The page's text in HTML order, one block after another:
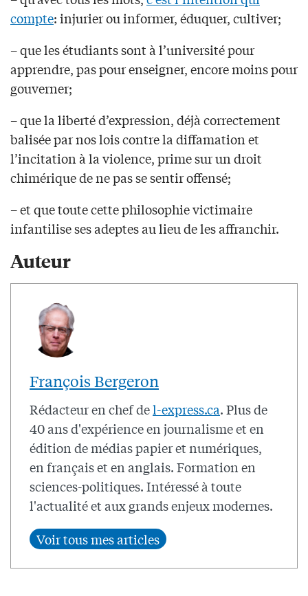
compte: injurier ou informer, éduquer, cultiver;
– que les étudiants sont à l’université pour
apprendre, pas pour enseigner, encore moins pour
gouverner;
– que la liberté d’expression, déjà correctement
balisée par nos lois contre la diffamation et
l’incitation à la violence, prime sur un droit
chimérique de ne pas se sentir offensé;
– et que toute cette philosophie victimaire
infantilise ses adeptes au lieu de les affranchir.
Auteur
François Bergeron
Rédacteur en chef del-express.ca. Plus de
40 ans d'expérience en journalisme et en
édition de médias papier et numériques,
en français et en anglais. Formation en
sciences-politiques. Intéressé à toute
l'actualité et aux grands enjeux modernes.